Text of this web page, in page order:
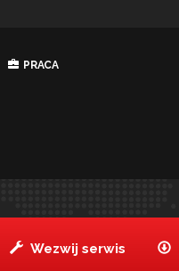
PRACA
Wezwij serwis